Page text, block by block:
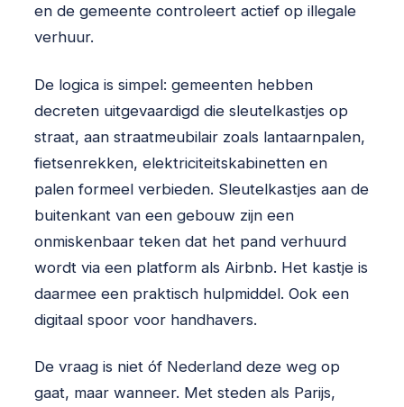
en de gemeente controleert actief op illegale
verhuur.
De logica is simpel: gemeenten hebben
decreten uitgevaardigd die sleutelkastjes op
straat, aan straatmeubilair zoals lantaarnpalen,
fietsenrekken, elektriciteitskabinetten en
palen formeel verbieden. Sleutelkastjes aan de
buitenkant van een gebouw zijn een
onmiskenbaar teken dat het pand verhuurd
wordt via een platform als Airbnb. Het kastje is
daarmee een praktisch hulpmiddel. Ook een
digitaal spoor voor handhavers.
De vraag is niet óf Nederland deze weg op
gaat, maar wanneer. Met steden als Parijs,